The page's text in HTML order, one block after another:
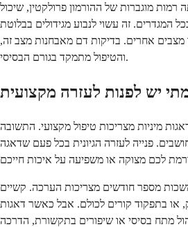
רמות מוגברות של ההורמון פרולקטין, שיכול
המגדרים. זה עשוי לנבוע מגידולים בבלוטת
מצבים אחרים. בדיקות דם מאבחנות מצב זה,
והטיפול מתמקד בגורם הבסיסי.
מיניות מצריכות טיפול מקצועי. התשובה
פנייה לעזרה הגיונית בכל פעם שדאגה
מספר חודשים מצריכות הערכה. קשיים
או בתפקוד קורים לכולם. אבל כאשר דאגות
מתח בסיסי או שיפורים בתקשורת, הדרכה